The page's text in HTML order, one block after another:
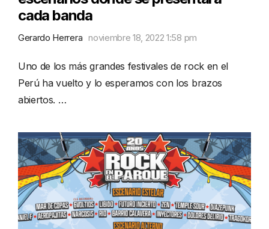
cada banda
Gerardo Herrera noviembre 18, 2022 1:58 pm
Uno de los más grandes festivales de rock en el
Perú ha vuelto y lo esperamos con los brazos
abiertos. …